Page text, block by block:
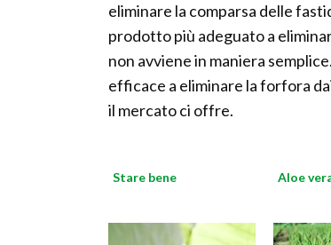
eliminare la comparsa delle
prodotto più adeguato a
non avviene in maniera
efficace a eliminare la forfora
il mercato ci offre.
Stare bene Aloe